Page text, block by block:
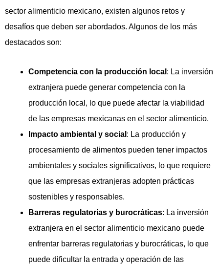
sector alimenticio mexicano, existen algunos retos y
desafíos que deben ser abordados. Algunos de los más
destacados son:
Competencia con la producción local : La inversión
extranjera puede generar competencia con la
producción local, lo que puede afectar la viabilidad
de las empresas mexicanas en el sector alimenticio.
Impacto ambiental y social : La producción y
procesamiento de alimentos pueden tener impactos
ambientales y sociales significativos, lo que requiere
que las empresas extranjeras adopten prácticas
sostenibles y responsables.
Barreras regulatorias y burocráticas: La inversión
extranjera en el sector alimenticio mexicano puede
enfrentar barreras regulatorias y burocráticas, lo que
puede dificultar la entrada y operación de las